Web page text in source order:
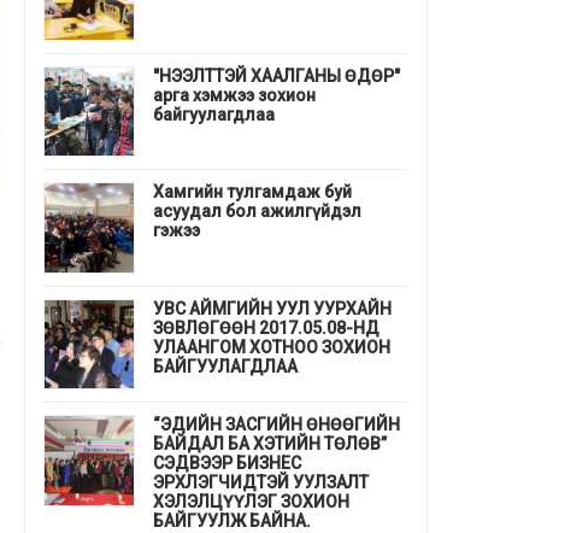
"НЭЭЛТТЭЙ ХААЛГАНЫ ӨДӨР"
арга хэмжээ зохион
байгуулагдлаа
Хамгийн тулгамдаж буй
асуудал бол ажилгүйдэл
гэжээ
УВС АЙМГИЙН УУЛ УУРХАЙН
ЗӨВЛӨГӨӨН 2017.05.08-НД
УЛААНГОМ ХОТНОО ЗОХИОН
БАЙГУУЛАГДЛАА
“ЭДИЙН ЗАСГИЙН ӨНӨӨГИЙН
БАЙДАЛ БА ХЭТИЙН ТӨЛӨВ”
СЭДВЭЭР БИЗНЕС
ЭРХЛЭГЧИДТЭЙ УУЛЗАЛТ
ХЭЛЭЛЦҮҮЛЭГ ЗОХИОН
БАЙГУУЛЖ БАЙНА.